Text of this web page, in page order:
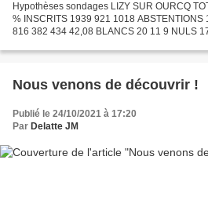
Hypothèses sondages LIZY SUR OURCQ
% INSCRITS 1939 921 1018 ABSTENTIONS
816 382 434 42,08 BLANCS 20 11 9 NULS
Nous venons de découvrir !
Publié le 24/10/2021 à 17:20
Par Delatte JM